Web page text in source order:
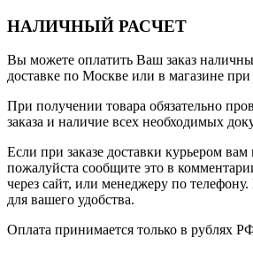
НАЛИЧНЫЙ РАСЧЕТ
Вы можете оплатить Ваш заказ
доставке по Москве или в магазине
При получении товара обязательно
заказа и наличие всех необходимых
Если при заказе доставки курьером вам
пожалуйста сообщите это в
через сайт, или менеджеру по
для вашего удобства.
Оплата принимается только в рублях